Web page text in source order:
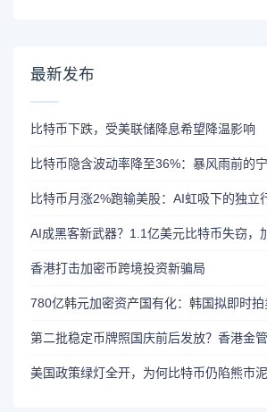
最新发布
比特币下跌，受美联储降息希望降温影响
比特币隐含波动率降至36%：暴风雨前的宁
比特币月涨2%跑输美股：AI虹吸下的独立
香港打击加密币跨境投资新骗局
780亿韩元加密资产国有化：韩国拟即时拍
美国政策绿灯全开，为何比特币仍陷熊市泥